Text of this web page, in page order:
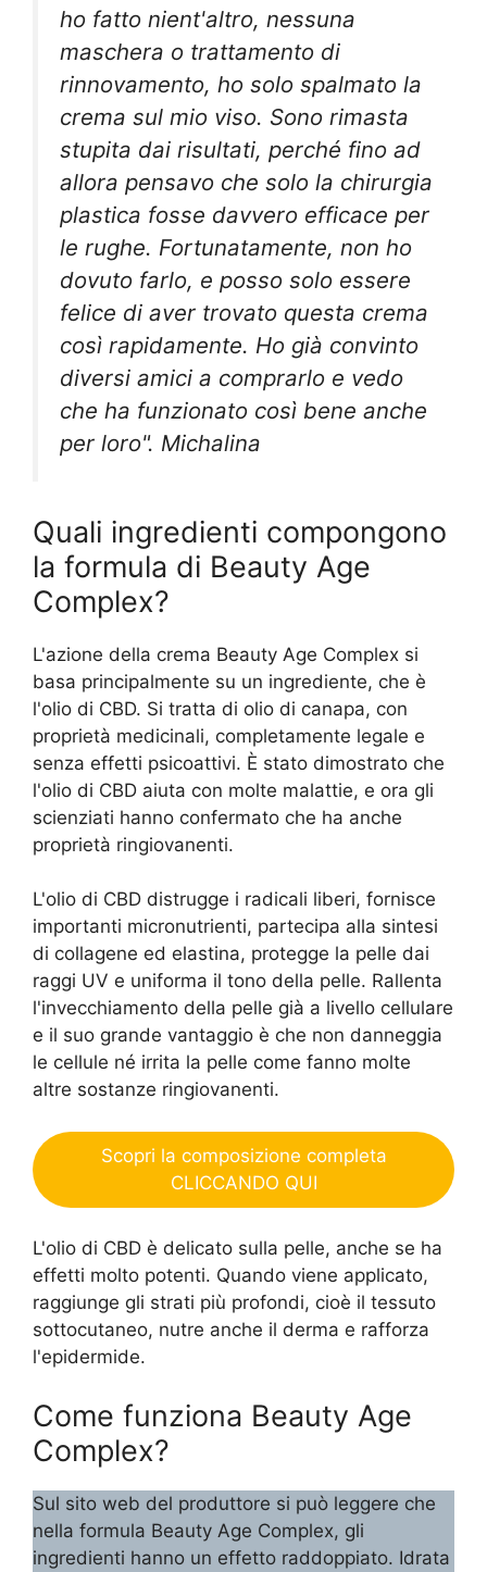
ho fatto nient'altro, nessuna
maschera o trattamento di
rinnovamento, ho solo spalmato la
crema sul mio viso. Sono rimasta
stupita dai risultati, perché fino ad
allora pensavo che solo la chirurgia
plastica fosse davvero efficace per
le rughe. Fortunatamente, non ho
dovuto farlo, e posso solo essere
felice di aver trovato questa crema
così rapidamente. Ho già convinto
diversi amici a comprarlo e vedo
che ha funzionato così bene anche
per loro". Michalina
Quali ingredienti compongono
la formula di Beauty Age
Complex?
L'azione della crema Beauty Age Complex si
basa principalmente su un ingrediente, che è
l'olio di CBD. Si tratta di olio di canapa, con
proprietà medicinali, completamente legale e
senza effetti psicoattivi. È stato dimostrato che
l'olio di CBD aiuta con molte malattie, e ora gli
scienziati hanno confermato che ha anche
proprietà ringiovanenti.
L'olio di CBD distrugge i radicali liberi, fornisce
importanti micronutrienti, partecipa alla sintesi
di collagene ed elastina, protegge la pelle dai
raggi UV e uniforma il tono della pelle. Rallenta
l'invecchiamento della pelle già a livello cellulare
e il suo grande vantaggio è che non danneggia
le cellule né irrita la pelle come fanno molte
altre sostanze ringiovanenti.
Scopri la composizione completa
CLICCANDO QUI
L'olio di CBD è delicato sulla pelle, anche se ha
effetti molto potenti. Quando viene applicato,
raggiunge gli strati più profondi, cioè il tessuto
sottocutaneo, nutre anche il derma e rafforza
l'epidermide.
Come funziona Beauty Age
Сomplex?
Sul sito web del produttore si può leggere che
nella formula Beauty Age Сomplex, gli
ingredienti hanno un effetto raddoppiato. Idrata